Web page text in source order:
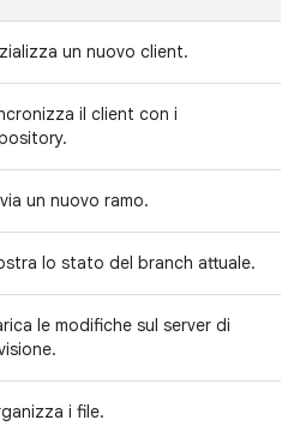
un nuovo client.
il client con i
un nuovo ramo.
lo stato del branch attuale.
le modifiche sul server di
i file.